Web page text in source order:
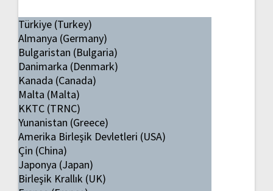
Türkiye (Turkey)
Almanya (Germany)
Bulgaristan (Bulgaria)
Danimarka (Denmark)
Kanada (Canada)
Malta (Malta)
KKTC (TRNC)
Yunanistan (Greece)
Amerika Birleşik Devletleri (USA)
Çin (China)
Japonya (Japan)
Birleşik Krallık (UK)